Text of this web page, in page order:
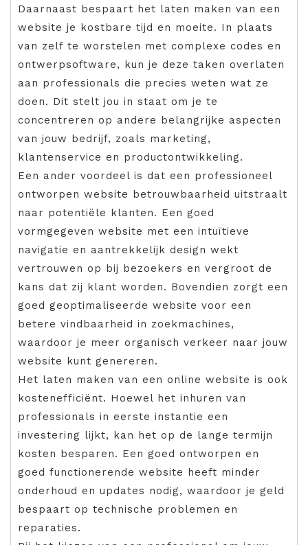
Daarnaast bespaart het laten maken van een
website je kostbare tijd en moeite. In plaats
van zelf te worstelen met complexe codes en
ontwerpsoftware, kun je deze taken overlaten
aan professionals die precies weten wat ze
doen. Dit stelt jou in staat om je te
concentreren op andere belangrijke aspecten
van jouw bedrijf, zoals marketing,
klantenservice en productontwikkeling.
Een ander voordeel is dat een professioneel
ontworpen website betrouwbaarheid uitstraalt
naar potentiële klanten. Een goed
vormgegeven website met een intuïtieve
navigatie en aantrekkelijk design wekt
vertrouwen op bij bezoekers en vergroot de
kans dat zij klant worden. Bovendien zorgt een
goed geoptimaliseerde website voor een
betere vindbaarheid in zoekmachines,
waardoor je meer organisch verkeer naar jouw
website kunt genereren.
Het laten maken van een online website is ook
kostenefficiënt. Hoewel het inhuren van
professionals in eerste instantie een
investering lijkt, kan het op de lange termijn
kosten besparen. Een goed ontworpen en
goed functionerende website heeft minder
onderhoud en updates nodig, waardoor je geld
bespaart op technische problemen en
reparaties.